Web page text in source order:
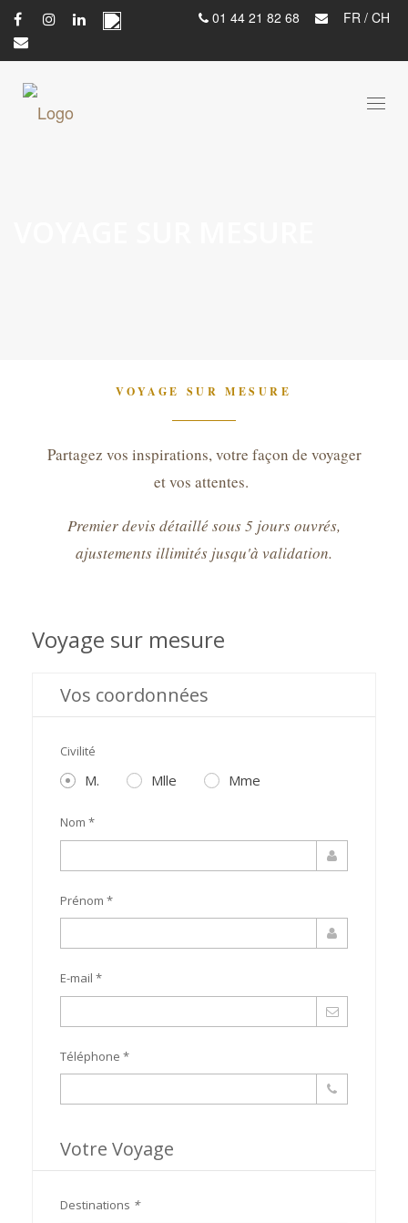
01 44 21 82 68 FR/ CH
VOYAGE SUR MESURE
Partagez vos inspirations, votre façon de voyager
et vos attentes.
Premier devis détaillé sous 5 jours ouvrés,
ajustements illimités jusqu'à validation.
Voyage sur mesure
Vos coordonnées
Civilité
M. Mlle Mme
Nom *
Prénom *
E-mail *
Téléphone *
Votre Voyage
Destinations *